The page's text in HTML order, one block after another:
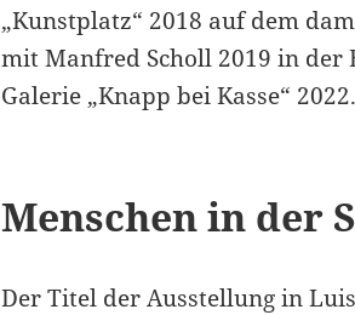
„Kunstplatz“ 2018 auf dem
mit Manfred Scholl 2019 in der
Galerie „Knapp bei Kasse“ 2022.
Menschen in der
Der Titel der Ausstellung in